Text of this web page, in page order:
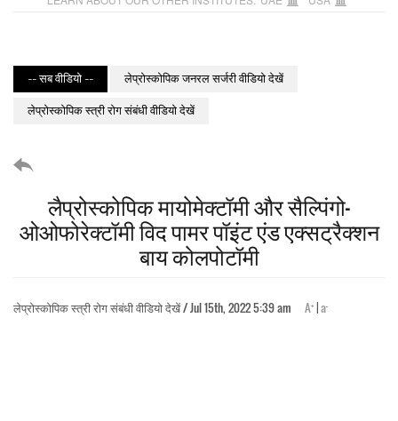
-- सब वीडियो -- लेप्रोस्कोपिक जनरल सर्जरी वीडियो देखें
लेप्रोस्कोपिक स्त्री रोग संबंधी वीडियो देखें
लैप्रोस्कोपिक मायोमेक्टॉमी और सैल्पिंगो-
ओओफोरेक्टॉमी विद पामर पॉइंट एंड एक्सट्रैक्शन
बाय कोलपोटॉमी
लेप्रोस्कोपिक स्त्री रोग संबंधी वीडियो देखें / Jul 15th, 2022 5:39 am A+ |a-